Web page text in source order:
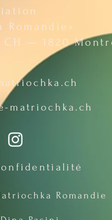
Romandie»
CH — 1820
matriochka.ch
Romandie